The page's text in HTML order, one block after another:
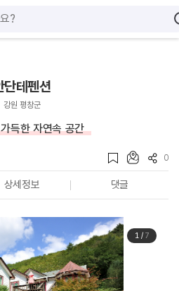
단테펜션
강원 평창군
득한 자연속 공간
0
상세정보 댓글
1/ 7